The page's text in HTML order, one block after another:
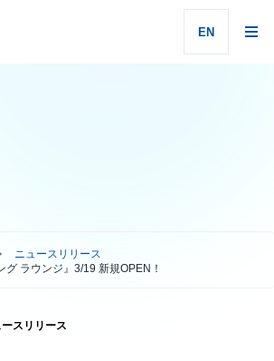
EN
ニュースリリース
グ ラウンジ』3/19 新規OPEN！
ースリリース